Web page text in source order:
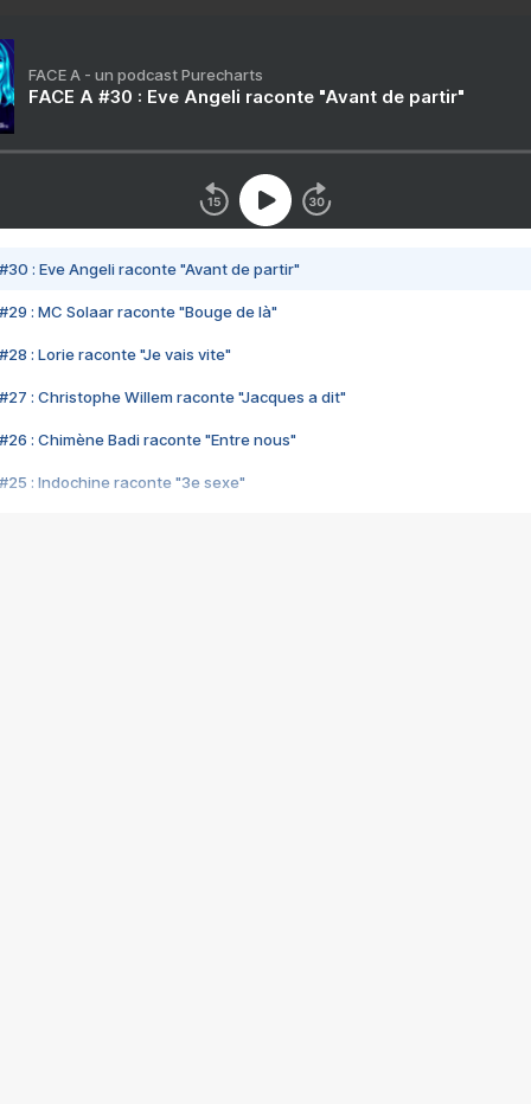
FACE A - un podcast Purecharts
FACE A #30 : Eve Angeli raconte "Avant de partir"
#30 : Eve Angeli raconte "Avant de partir"
#29 : MC Solaar raconte "Bouge de là"
#28 : Lorie raconte "Je vais vite"
#27 : Christophe Willem raconte "Jacques a dit"
#26 : Chimène Badi raconte "Entre nous"
#25 : Indochine raconte "3e sexe"